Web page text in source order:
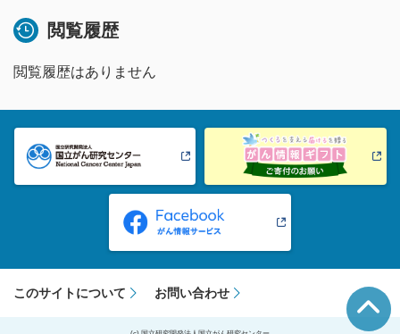
閲覧履歴
閲覧履歴はありません
このサイトについて お問い合わせ